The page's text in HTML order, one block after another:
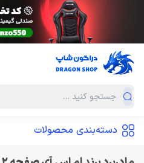
دسته‌بندی محصولات